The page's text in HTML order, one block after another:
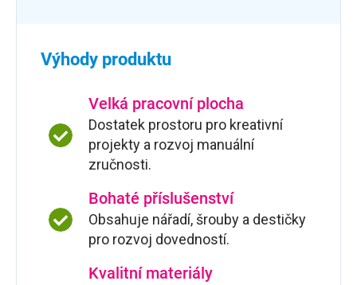
Výhody produktu
Velká pracovní plocha
Dostatek prostoru pro kreativní
projekty a rozvoj manuální
zručnosti.
Bohaté příslušenství
Obsahuje nářadí, šrouby a destičky
pro rozvoj dovedností.
Kvalitní materiály